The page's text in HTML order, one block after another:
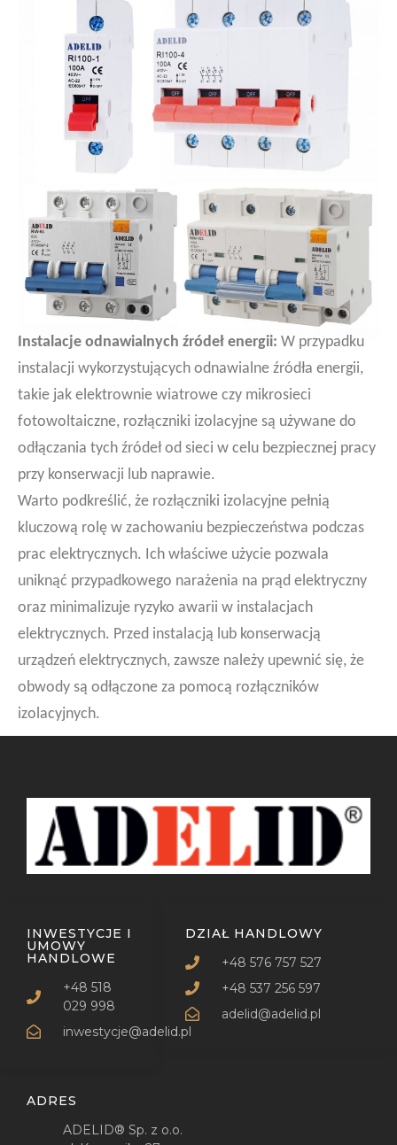
Instalacje odnawialnych źródeł energii: W przypadku
instalacji wykorzystujących odnawialne źródła energii,
takie jak elektrownie wiatrowe czy mikrosieci
fotowoltaiczne, rozłączniki izolacyjne są używane do
odłączania tych źródeł od sieci w celu bezpiecznej pracy
przy konserwacji lub naprawie.
Warto podkreślić, że rozłączniki izolacyjne pełnią
kluczową rolę w zachowaniu bezpieczeństwa podczas
prac elektrycznych. Ich właściwe użycie pozwala
uniknąć przypadkowego narażenia na prąd elektryczny
oraz minimalizuje ryzyko awarii w instalacjach
elektrycznych. Przed instalacją lub konserwacją
urządzeń elektrycznych, zawsze należy upewnić się, że
obwody są odłączone za pomocą rozłączników
izolacyjnych.
ADRES
ADELID® Sp. z o.o.
DZIAŁ HANDLOWY
+48 576 757 527
+48 537 256 597
adelid@adelid.pl
INWESTYCJE I
UMOWY
HANDLOWE
+48 518
029 998
inwestycje@adelid.pl